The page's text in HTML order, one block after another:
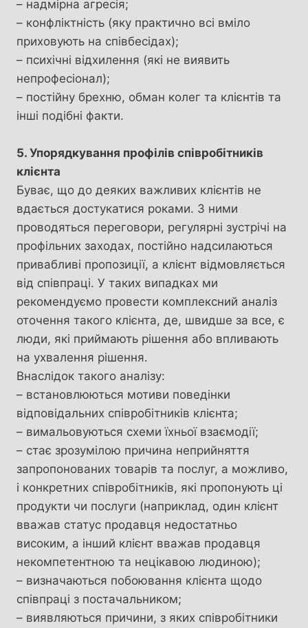
– надмірна агресія;
– конфліктність (яку практично всі вміло
приховують на співбесідах);
– психічні відхилення (які не виявить
непрофесіонал);
– постійну брехню, обман колег та клієнтів та
інші подібні факти.
5. Упорядкування профілів співробітників
клієнта
Буває, що до деяких важливих клієнтів не
вдається достукатися роками. З ними
проводяться переговори, регулярні зустрічі на
профільних заходах, постійно надсилаються
привабливі пропозиції, а клієнт відмовляється
від співпраці. У таких випадках ми
рекомендуємо провести комплексний аналіз
оточення такого клієнта, де, швидше за все, є
люди, які приймають рішення або впливають
на ухвалення рішення.
Внаслідок такого аналізу:
– встановлюються мотиви поведінки
відповідальних співробітників клієнта;
– вимальовуються схеми їхньої взаємодії;
– стає зрозумілою причина неприйняття
запропонованих товарів та послуг, а можливо,
і конкретних співробітників, які пропонують ці
продукти чи послуги (наприклад, один клієнт
вважав статус продавця недостатньо
високим, а інший клієнт вважав продавця
некомпетентною та нецікавою людиною);
– визначаються побоювання клієнта щодо
співпраці з постачальником;
– виявляються причини, з яких співробітники